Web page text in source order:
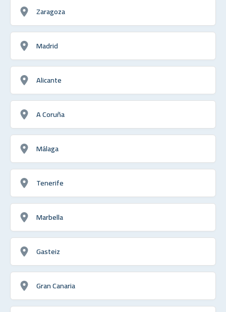
Zaragoza
Madrid
Alicante
A Coruña
Málaga
Tenerife
Marbella
Gasteiz
Gran Canaria